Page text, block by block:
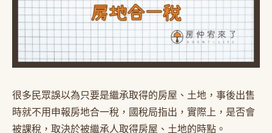
很多民眾誤以為只要是繼承取得的房屋、土地，事後出售
時就不用申報房地合一稅，國稅局指出，實際上，是否會
被課稅，取決於被繼承人取得房屋、土地的時點。